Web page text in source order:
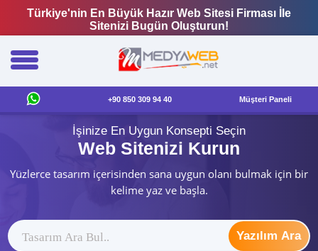
Türkiye'nin En Büyük Hazır Web Sitesi Firması İle
Sitenizi Bugün Oluşturun!
+90 850 309 94 40 Müşteri Paneli
İşinize En Uygun Konsepti Seçin
Web Sitenizi Kurun
Yüzlerce tasarım içerisinden sana uygun olanı bulmak için bir
kelime yaz ve başla.
Yazılım Ara